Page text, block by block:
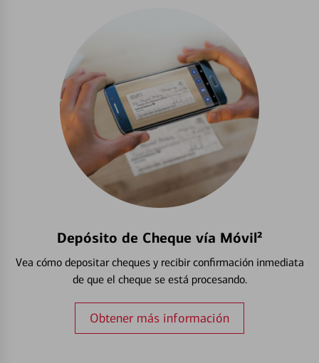
Depósito de Cheque vía Móvil²
Vea cómo depositar cheques y recibir confirmación inmediata
de que el cheque se está procesando.
Obtener más información